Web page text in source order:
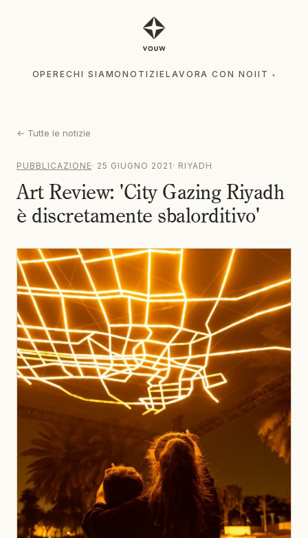
OPERECHI SIAMONOTIZIELAVORA CON NOI IT ▾
← Tutte le notizie
PUBBLICAZIONE· 25 GIUGNO 2021 · RIYADH
Art Review: 'City Gazing Riyadh
è discretamente sbalorditivo'